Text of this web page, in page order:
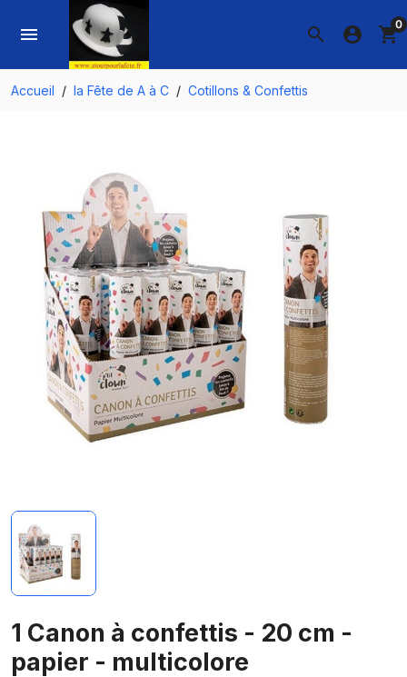
search
menu account_circle shopping_cart0
Accueil la Fête de A à C Cotillons & Confettis
1 Canon à confettis - 20 cm -
papier - multicolore